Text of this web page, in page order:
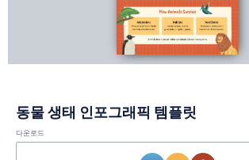
동물 생태 인포그래픽 템플릿
다운로드